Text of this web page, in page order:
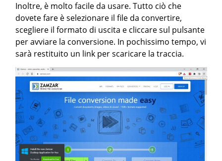
Inoltre, è molto facile da usare. Tutto ciò che
dovete fare è selezionare il file da convertire,
scegliere il formato di uscita e cliccare sul pulsante
per avviare la conversione. In pochissimo tempo, vi
sarà restituito un link per scaricare la traccia.